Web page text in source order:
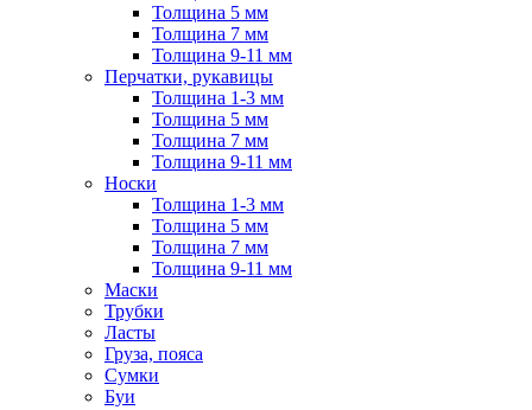
Толщина 5 мм
Толщина 7 мм
Толщина 9-11 мм
Перчатки, рукавицы
Толщина 1-3 мм
Толщина 5 мм
Толщина 7 мм
Толщина 9-11 мм
Носки
Толщина 1-3 мм
Толщина 5 мм
Толщина 7 мм
Толщина 9-11 мм
Маски
Трубки
Ласты
Груза, пояса
Сумки
Буи